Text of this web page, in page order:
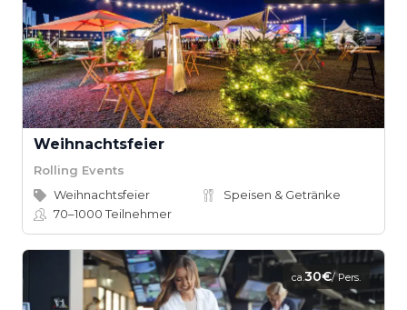
Weihnachtsfeier
Rolling Events
Weihnachtsfeier
Speisen & Getränke
70–1000Teilnehmer
ca.30€/ Pers.